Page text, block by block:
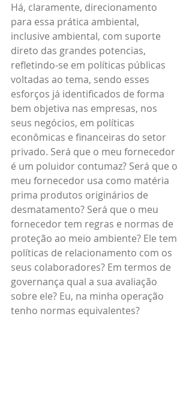
Há, claramente, direcionamento
para essa prática ambiental,
inclusive ambiental, com suporte
direto das grandes potencias,
refletindo-se em políticas públicas
voltadas ao tema, sendo esses
esforços já identificados de forma
bem objetiva nas empresas, nos
seus negócios, em políticas
econômicas e financeiras do setor
privado. Será que o meu fornecedor
é um poluidor contumaz? Será que o
meu fornecedor usa como matéria
prima produtos originários de
desmatamento? Será que o meu
fornecedor tem regras e normas de
proteção ao meio ambiente? Ele tem
políticas de relacionamento com os
seus colaboradores? Em termos de
governança qual a sua avaliação
sobre ele? Eu, na minha operação
tenho normas equivalentes?